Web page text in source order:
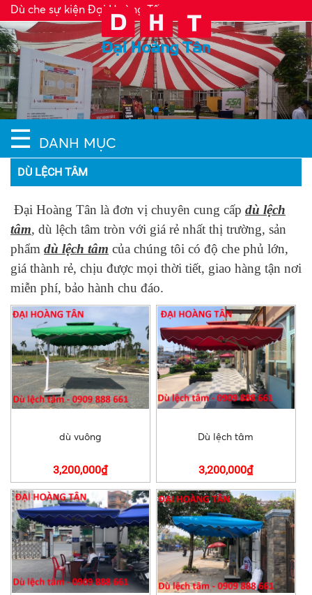
Dù che sự kiện Đại Hoàng Tấn
☰ DANH MỤC
DÙ LỆCH TÂM
Đại Hoàng Tân là đơn vị chuyên cung cấp dù lệch
tâm, dù lệch tâm tròn với giá rẻ nhất thị trường, sản
phẩm dù lệch tâm của chúng tôi có độ che phủ lớn,
giá thành rẻ, chịu được mọi thời tiết, giao hàng tận nơi
miễn phí, bảo hành chu đáo.
dù vuông
3,200,000₫
Dù lệch tâm
3,200,000₫